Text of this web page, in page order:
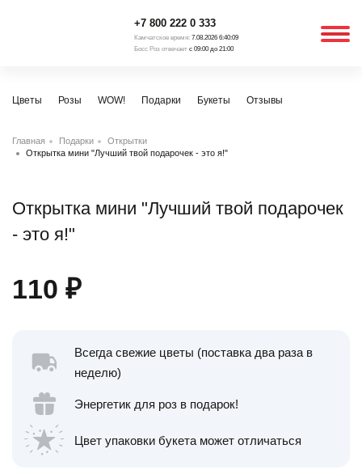
+7 800 222 0 333
Камчатское время: 7.08.2026 6:40:09
Босс Роз отвечает с 09:00 до 21:00
Цветы Розы WOW! Подарки Букеты Отзывы
Главная Подарки
Открытки
Открытка мини "Лучший твой подарочек - это я!"
Открытка мини "Лучший твой подарочек
- это я!"
110 ₽
Всегда свежие цветы (поставка два раза в
неделю)
Энергетик для роз в подарок!
Цвет упаковки букета может отличаться